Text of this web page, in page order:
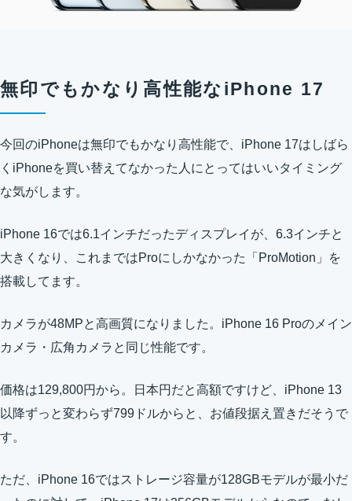
無印でもかなり高性能なiPhone 17
今回のiPhoneは無印でもかなり高性能で、iPhone 17はしばら
くiPhoneを買い替えてなかった人にとってはいいタイミング
な気がします。
iPhone 16では6.1インチだったディスプレイが、6.3インチと
大きくなり、これまではProにしかなかった「ProMotion」を
搭載してます。
カメラが48MPと高画質になりました。iPhone 16 Proのメイン
カメラ・広角カメラと同じ性能です。
価格は129,800円から。日本円だと高額ですけど、iPhone 13
以降ずっと変わらず799ドルからと、お値段据え置きだそうで
す。
ただ、iPhone 16ではストレージ容量が128GBモデルが最小だ